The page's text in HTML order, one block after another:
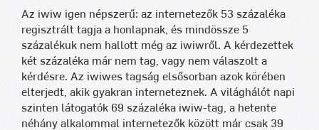
Az iwiw igen népszerű: az internetezők 53 százaléka
regisztrált tagja a honlapnak, és mindössze 5
százalékuk nem hallott még az iwiwről. A kérdezettek
két százaléka már nem tag, vagy nem válaszolt a
kérdésre. Az iwiwes tagság elsősorban azok körében
elterjedt, akik gyakran interneteznek. A világhálót napi
szinten látogatók 69 százaléka iwiw-tag, a hetente
néhány alkalommal internetezők között már csak 39